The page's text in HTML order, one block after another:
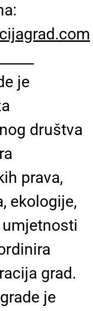
je
društva
prava,
ekologije,
grad.
je